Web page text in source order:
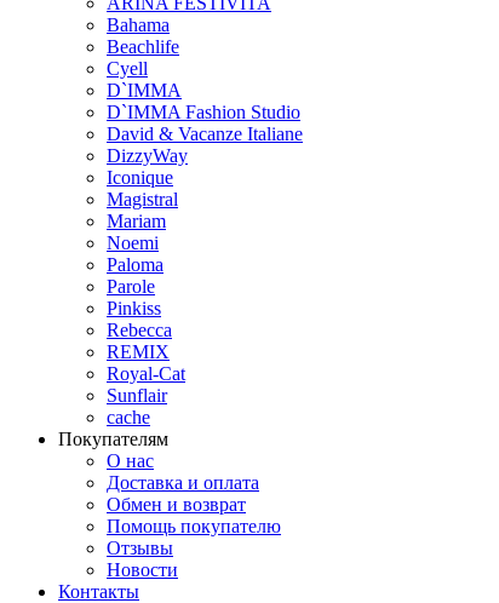
Bahama
Beachlife
Cyell
D`IMMA
D`IMMA Fashion Studio
David & Vacanze Italiane
DizzyWay
Iconique
Magistral
Mariam
Noemi
Paloma
Parole
Pinkiss
Rebecca
REMIX
Royal-Cat
Sunflair
cache
Покупателям
О нас
Доставка и оплата
Обмен и возврат
Помощь покупателю
Отзывы
Новости
Контакты